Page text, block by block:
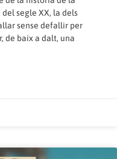
segle XX, la dels
sense defallir per
de baix a dalt, una